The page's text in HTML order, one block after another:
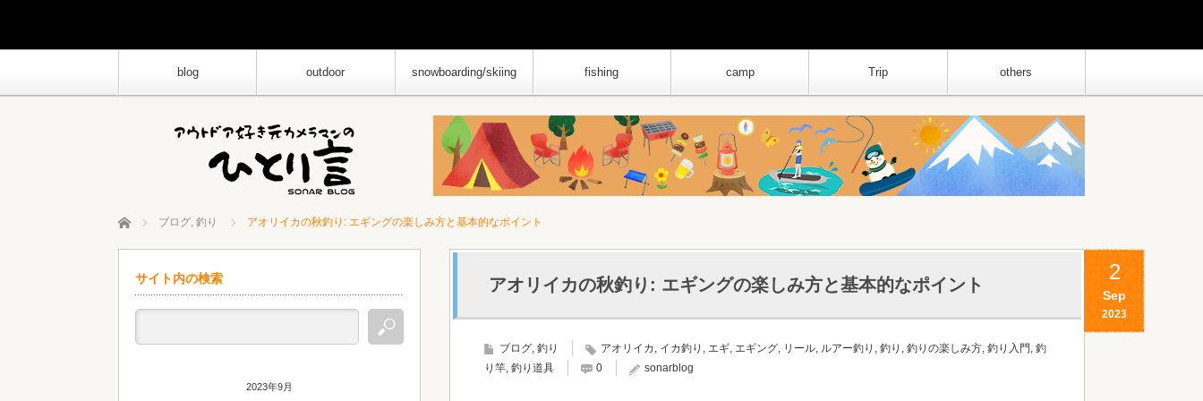
blog outdoor snowboarding/skiing fishing camp Trip others
ホーム ブログ, 釣り アオリイカの秋釣り: エギングの楽しみ方と基本的なポイント
2
Sep
2023
アオリイカの秋釣り: エギングの楽しみ方と基本的なポイント
ブログ, 釣り アオリイカ , イカ釣り , エギ, エギング, リール, ルアー釣り , 釣り , 釣りの楽しみ方, 釣り入門 , 釣
り竿, 釣り道具 0 sonarblog
サイト内の検索
2023年9月